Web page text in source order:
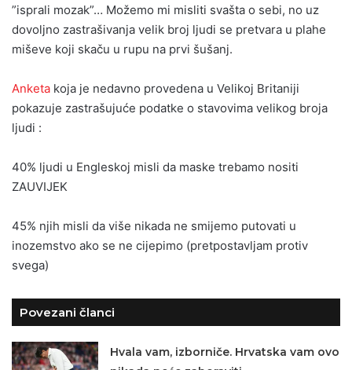
”isprali mozak”… Možemo mi misliti svašta o sebi, no uz
dovoljno zastrašivanja velik broj ljudi se pretvara u plahe
miševe koji skaču u rupu na prvi šušanj.
Anketa koja je nedavno provedena u Velikoj Britaniji
pokazuje zastrašujuće podatke o stavovima velikog broja
ljudi :
40% ljudi u Engleskoj misli da maske trebamo nositi
ZAUVIJEK
45% njih misli da više nikada ne smijemo putovati u
inozemstvo ako se ne cijepimo (pretpostavljam protiv
svega)
Povezani članci
Hvala vam, izborniče. Hrvatska vam ovo